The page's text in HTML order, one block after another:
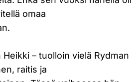
omaa
– tuolloin vielä Rydman
raitis ja